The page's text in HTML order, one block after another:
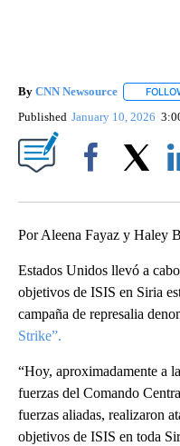
By CNN Newsource
Published January 10, 2026
Por Aleena Fayaz y Haley
Estados Unidos llevó a
objetivos de ISIS en Siria
campaña de represalia
Strike”.
“Hoy, aproximadamente a
fuerzas del Comando
fuerzas aliadas, realizaron
objetivos de ISIS en toda